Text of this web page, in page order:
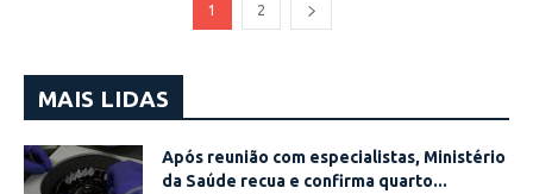
1 2
MAIS LIDAS
Após reunião com especialistas, Ministério
da Saúde recua e confirma quarto...